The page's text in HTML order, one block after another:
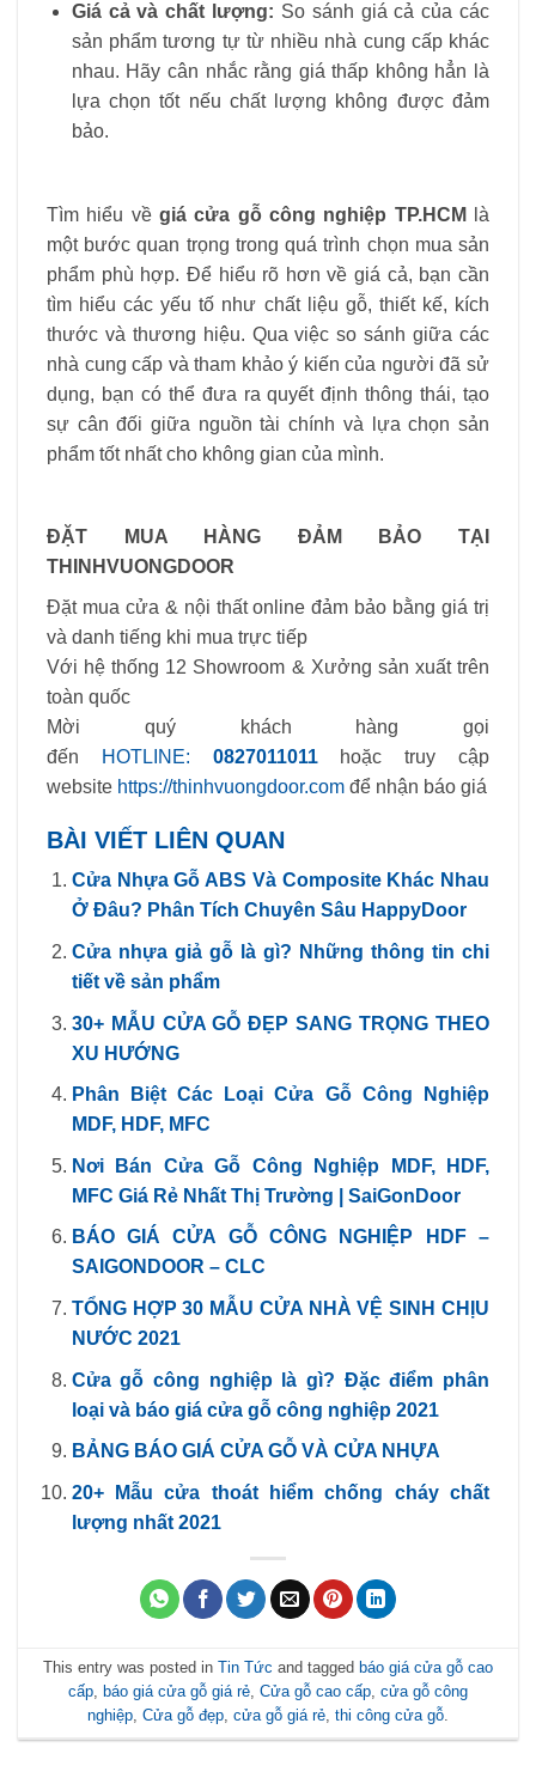
Giá cả và chất lượng: So sánh giá cả của các
sản phẩm tương tự từ nhiều nhà cung cấp khác
nhau. Hãy cân nhắc rằng giá thấp không hẳn là
lựa chọn tốt nếu chất lượng không được đảm
bảo.
Tìm hiểu về giá cửa gỗ công nghiệp TP.HCM là
một bước quan trọng trong quá trình chọn mua sản
phẩm phù hợp. Để hiểu rõ hơn về giá cả, bạn cần
tìm hiểu các yếu tố như chất liệu gỗ, thiết kế, kích
thước và thương hiệu. Qua việc so sánh giữa các
nhà cung cấp và tham khảo ý kiến của người đã sử
dụng, bạn có thể đưa ra quyết định thông thái, tạo
sự cân đối giữa nguồn tài chính và lựa chọn sản
phẩm tốt nhất cho không gian của mình.
ĐẶT MUA HÀNG ĐẢM BẢO TẠI
THINHVUONGDOOR
Đặt mua cửa & nội thất online đảm bảo bằng giá trị
và danh tiếng khi mua trực tiếp
Với hệ thống 12 Showroom & Xưởng sản xuất trên
toàn quốc
Mời quý khách hàng gọi
đến
HOTLINE: 0827011011hoặc truy cập
website https://thinhvuongdoor.com để nhận báo giá
BÀI VIẾT LIÊN QUAN
Cửa Nhựa Gỗ ABS Và Composite Khác Nhau
Ở Đâu? Phân Tích Chuyên Sâu HappyDoor
Cửa nhựa giả gỗ là gì? Những thông tin chi
tiết về sản phẩm
30+ MẪU CỬA GỖ ĐẸP SANG TRỌNG THEO
XU HƯỚNG
Phân Biệt Các Loại Cửa Gỗ Công Nghiệp
MDF, HDF, MFC
Nơi Bán Cửa Gỗ Công Nghiệp MDF, HDF,
MFC Giá Rẻ Nhất Thị Trường | SaiGonDoor
BÁO GIÁ CỬA GỖ CÔNG NGHIỆP HDF –
SAIGONDOOR – CLC
TỔNG HỢP 30 MẪU CỬA NHÀ VỆ SINH CHỊU
NƯỚC 2021
Cửa gỗ công nghiệp là gì? Đặc điểm phân
loại và báo giá cửa gỗ công nghiệp 2021
BẢNG BÁO GIÁ CỬA GỖ VÀ CỬA NHỰA
20+ Mẫu cửa thoát hiểm chống cháy chất
lượng nhất 2021
This entry was posted in Tin Tức and tagged báo giá cửa gỗ cao
cấp, báo giá cửa gỗ giá rẻ, Cửa gỗ cao cấp, cửa gỗ công
nghiệp, Cửa gỗ đẹp, cửa gỗ giá rẻ, thi công cửa gỗ.